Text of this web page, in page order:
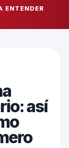
ENTENDER
así